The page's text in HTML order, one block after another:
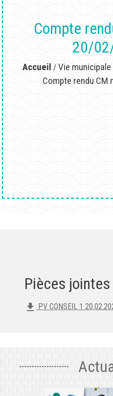
Compte
20/
Accueil / Vie municipale
Compte rendu CM
Pièces jointes
file_download PV CONSEIL 1